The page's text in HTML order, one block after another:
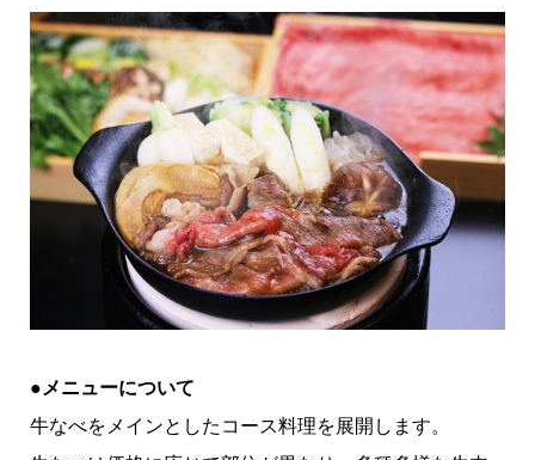
●メニューについて
牛なべをメインとしたコース料理を展開します。